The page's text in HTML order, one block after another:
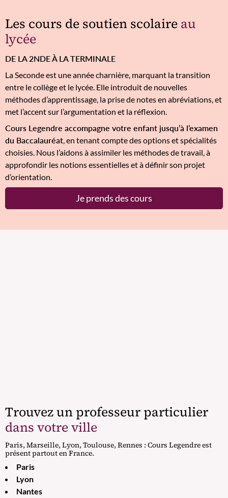
Les cours de soutien scolaire au
lycée
DE LA 2NDE À LA TERMINALE
La Seconde est une année charnière, marquant la transition
entre le collège et le lycée. Elle introduit de nouvelles
méthodes d’apprentissage, la prise de notes en abréviations, et
met l’accent sur l’argumentation et la réflexion.
Cours Legendre accompagne votre enfant jusqu’à l’examen
du Baccalauréat, en tenant compte des options et spécialités
choisies. Nous l’aidons à assimiler les méthodes de travail, à
approfondir les notions essentielles et à définir son projet
d’orientation.
Je prends des cours
Trouvez un professeur particulier
dans votre ville
Paris, Marseille, Lyon, Toulouse, Rennes : Cours Legendre est
présent partout en France.
Paris
Lyon
Nantes